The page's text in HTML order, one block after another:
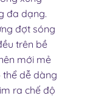
đa dạng.
đợt sóng
trên bề
mới mẻ
thể dễ dàng
ra chế độ